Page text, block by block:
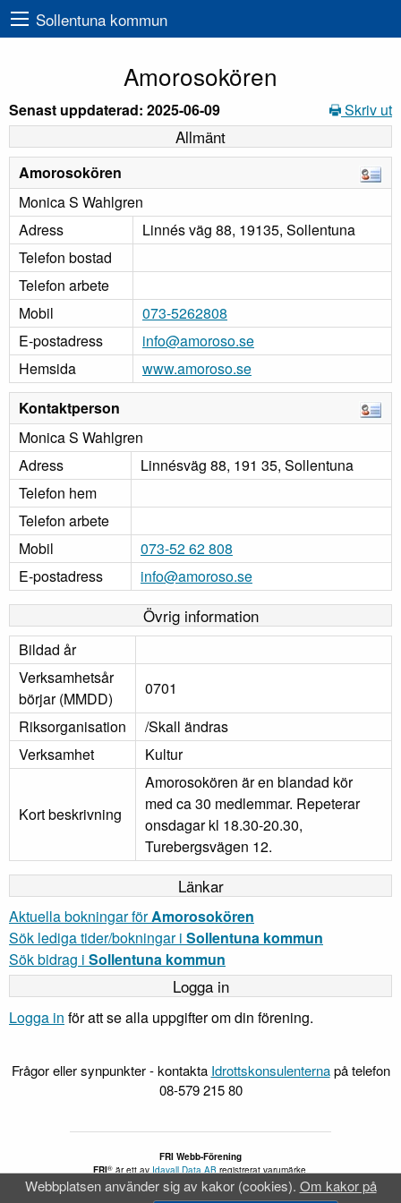
Sollentuna kommun
Amorosokören
Senast uppdaterad: 2025-06-09 Skriv ut
Allmänt
Amorosokören
Monica S Wahlgren
Adress
Linnés väg 88, 19135, Sollentuna
Telefon bostad
Telefon arbete
Mobil
073-5262808
E-postadress
info@amoroso.se
Hemsida
www.amoroso.se
Kontaktperson
Monica S Wahlgren
Adress
Linnésväg 88, 191 35, Sollentuna
Telefon hem
Telefon arbete
Mobil
073-52 62 808
E-postadress
info@amoroso.se
Övrig information
Bildad år
Verksamhetsår
börjar (MMDD)
0701
Riksorganisation
/Skall ändras
Verksamhet
Kultur
Kort beskrivning
Amorosokören är en blandad kör
med ca 30 medlemmar. Repeterar
onsdagar kl 18.30-20.30,
Turebergsvägen 12.
Länkar
Aktuella bokningar förAmorosokören
Sök lediga tider/bokningar i Sollentuna kommun
Sök bidrag i Sollentuna kommun
Logga in
Logga in för att se alla uppgifter om din förening.
Frågor eller synpunkter - kontakta Idrottskonsulenternapå telefon
08-579 215 80
FRI Webb-Förening
FRI®är ett avIdavall Data ABregistrerat varumärke.
Tillgänglighetsredogörelse
Webbplatsen använder sig av kakor (cookies). Om kakor på